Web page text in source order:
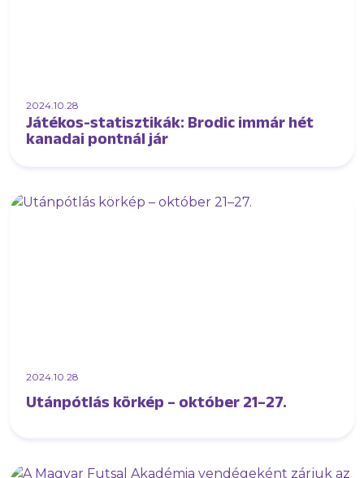
2024.10.28
Játékos-statisztikák: Brodic immár hét
kanadai pontnál jár
2024.10.28
Utánpótlás körkép – október 21–27.